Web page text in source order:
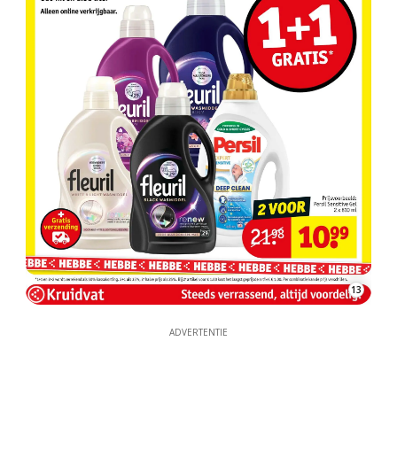
13
ADVERTENTIE